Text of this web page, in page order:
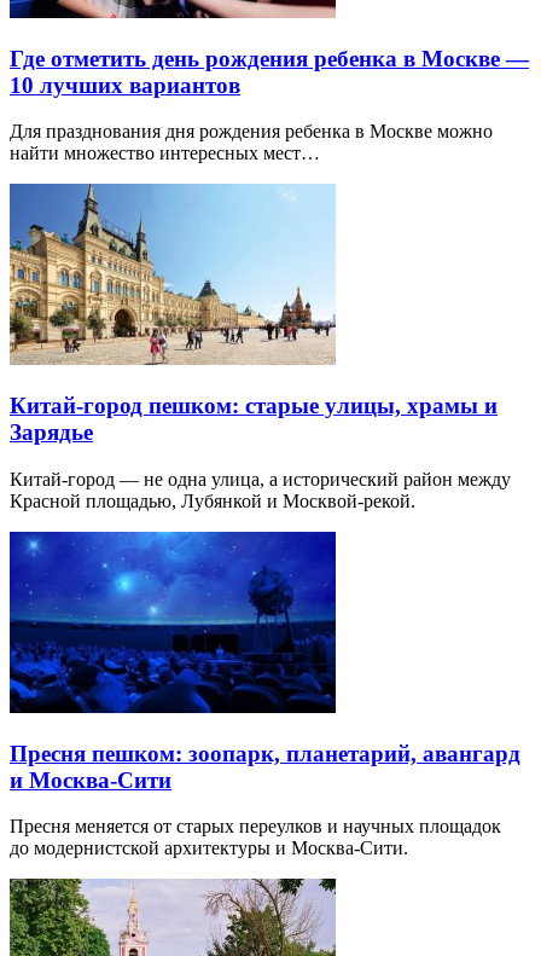
Где отметить день рождения ребенка в Москве —
10 лучших вариантов
Для празднования дня рождения ребенка в Москве можно
найти множество интересных мест…
Китай-город пешком: старые улицы, храмы и
Зарядье
Китай-город — не одна улица, а исторический район между
Красной площадью, Лубянкой и Москвой-рекой.
Пресня пешком: зоопарк, планетарий, авангард
и Москва-Сити
Пресня меняется от старых переулков и научных площадок
до модернистской архитектуры и Москва-Сити.